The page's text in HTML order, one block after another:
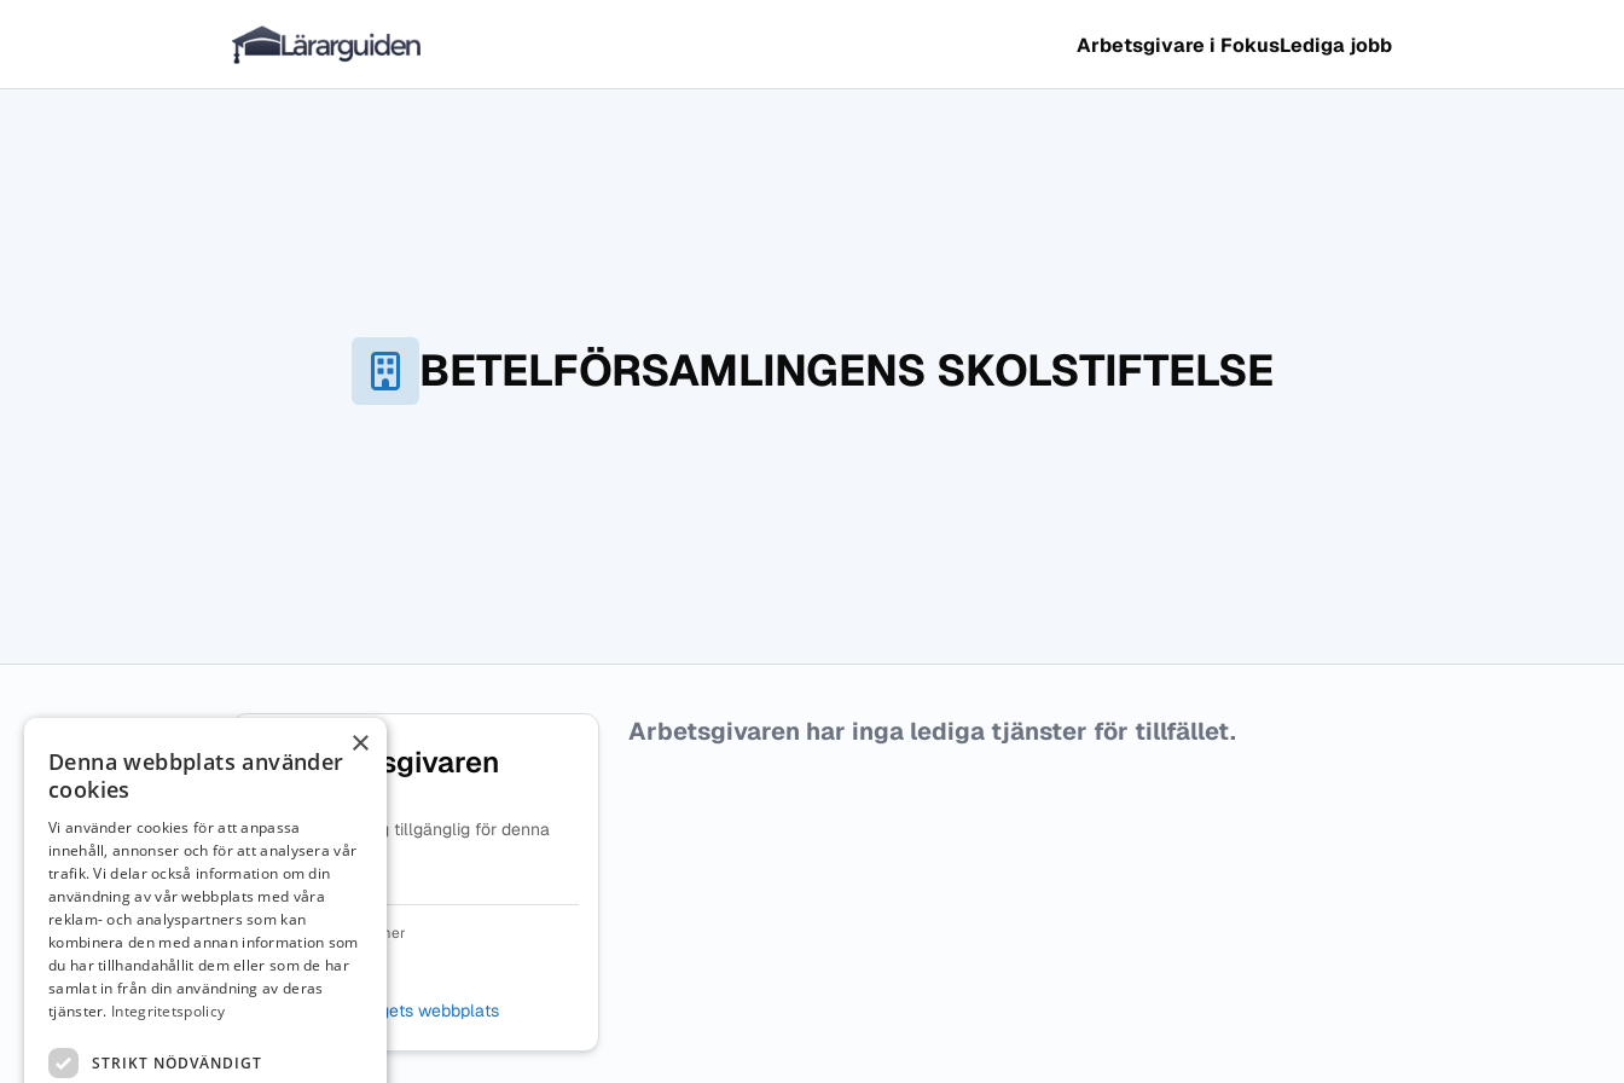
Hoppa till innehåll
Lärarguiden Arbetsgivare i FokusLediga jobb
BETELFÖRSAMLINGENS SKOLSTIFTELSE
Om arbetsgivaren
Ingen beskrivning tillgänglig för denna
arbetsgivare.
Organisationsnummer
8024250972
Webbplats
Besök företagets webbplats
Arbetsgivaren har inga lediga tjänster för tillfället.
×
Denna webbplats använder
cookies
Vi använder cookies för att anpassa
innehåll, annonser och för att analysera vår
trafik. Vi delar också information om din
användning av vår webbplats med våra
reklam- och analyspartners som kan
kombinera den med annan information som
du har tillhandahållit dem eller som de har
samlat in från din användning av deras
tjänster. Integritetspolicy
STRIKT NÖDVÄNDIGT